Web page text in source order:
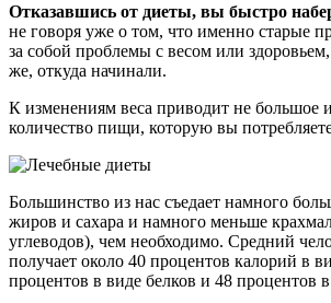
Отказавшись от диеты, вы быстро
не говоря уже о том, что именно старые
за собой проблемы с весом или
же, откуда начинали.
К изменениям веса приводит не большое
количество пищи, которую вы
Большинство из нас съедает намного
жиров и сахара и намного меньше
углеводов), чем необходимо. Средний
получает около 40 процентов калорий в
процентов в виде белков и 48 процентов